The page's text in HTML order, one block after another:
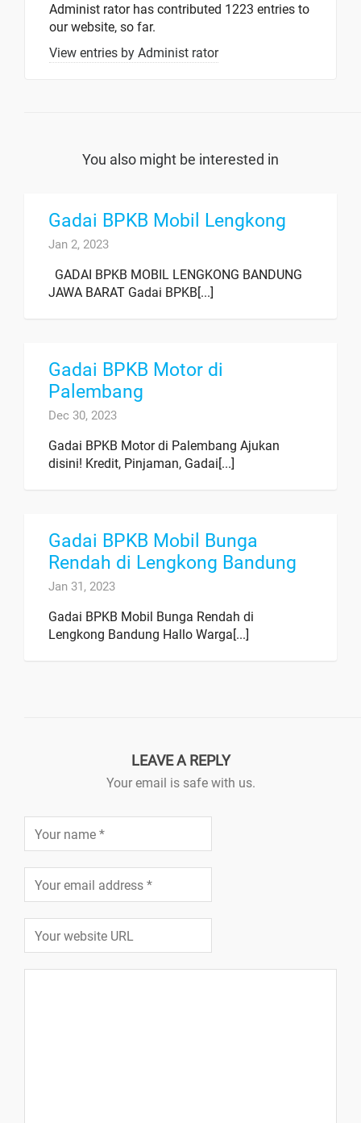
Administ ratorhas contributed 1223 entries to
our website, so far.
View entries by Administ rator
You also might be interested in
Gadai BPKB Mobil Lengkong
Jan 2, 2023
GADAI BPKB MOBIL LENGKONG BANDUNG
JAWA BARAT Gadai BPKB[...]
Gadai BPKB Motor di
Palembang
Dec 30, 2023
Gadai BPKB Motor di Palembang Ajukan
disini! Kredit, Pinjaman, Gadai[...]
Gadai BPKB Mobil Bunga
Rendah di Lengkong Bandung
Jan 31, 2023
Gadai BPKB Mobil Bunga Rendah di
Lengkong Bandung Hallo Warga[...]
LEAVE A REPLY
Your email is safe with us.